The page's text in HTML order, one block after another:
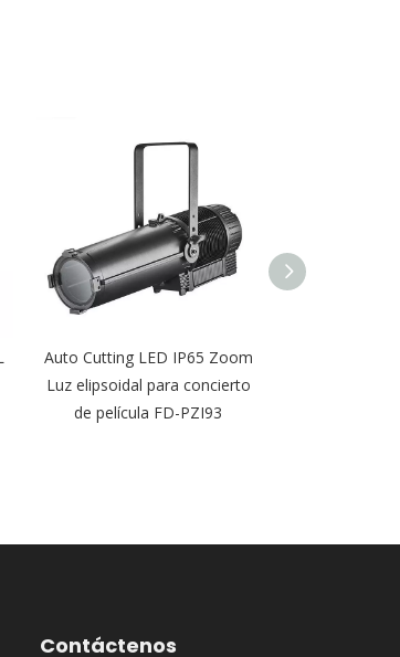
Auto Cutting LED IP65 Zoom
Luz elipsoidal para concierto
de película FD-PZI93
Contáctenos